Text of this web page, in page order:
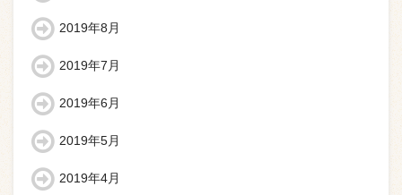
2019年8月
2019年7月
2019年6月
2019年5月
2019年4月